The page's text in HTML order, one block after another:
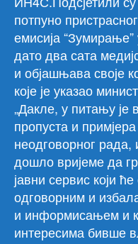
потпуно
емисија “Зумирање”
дато два сата
и објашњава своје
које је указао
„Дакле, у питању је
пропуста и
неодговорног рада,
дошло вријеме да
јавни сервис који
одговорним и
и информисањем и
интересима бивше